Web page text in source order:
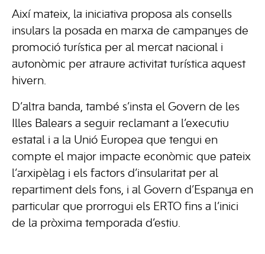
Així mateix, la iniciativa proposa als consells
insulars la posada en marxa de campanyes de
promoció turística per al mercat nacional i
autonòmic per atraure activitat turística aquest
hivern.
D’altra banda, també s’insta el Govern de les
Illes Balears a seguir reclamant a l’executiu
estatal i a la Unió Europea que tengui en
compte el major impacte econòmic que pateix
l’arxipèlag i els factors d’insularitat per al
repartiment dels fons, i al Govern d’Espanya en
particular que prorrogui els ERTO fins a l’inici
de la pròxima temporada d’estiu.